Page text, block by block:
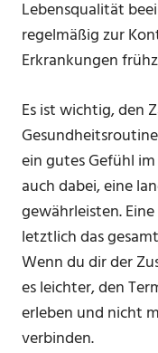
Lebensqualität
regelmäßig zur
Erkrankungen
Es ist wichtig, den
ein gutes Gefühl
auch dabei, eine
gewährleisten.
letztlich das
Wenn du dir der
es leichter, den
erleben und nicht
verbinden.